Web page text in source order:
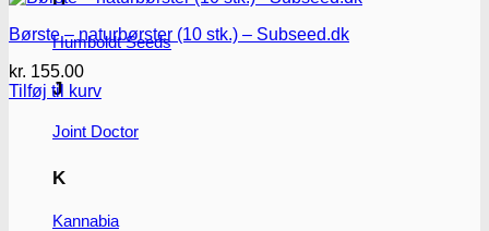
Humboldt Seeds
J
Joint Doctor
K
Kannabia
Børste – naturbørster (10 stk.) – Subseed.dk
kr. 155.00
Tilføj til kurv